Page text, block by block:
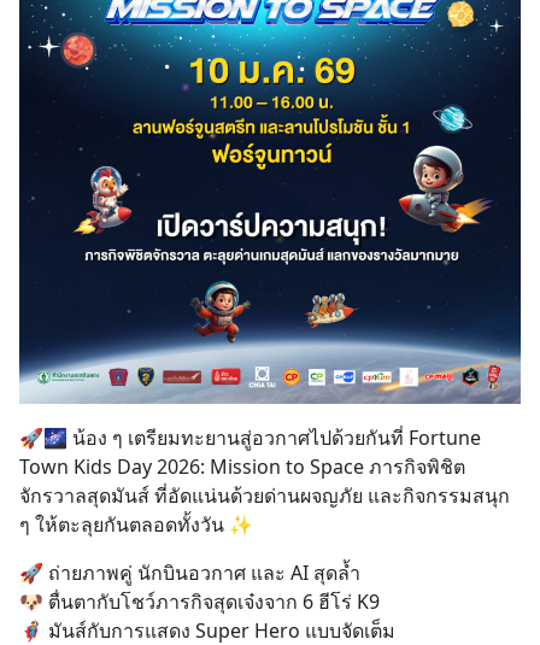
🚀🌌 น้อง ๆ เตรียมทะยานสู่อวกาศไปด้วยกันที่ Fortune
Town Kids Day 2026: Mission to Space ภารกิจพิชิต
จักรวาลสุดมันส์ ที่อัดแน่นด้วยด่านผจญภัย และกิจกรรมสนุก
ๆ ให้ตะลุยกันตลอดทั้งวัน ✨
🚀 ถ่ายภาพคู่ นักบินอวกาศ และ AI สุดล้ำ
🐶 ตื่นตากับโชว์ภารกิจสุดเจ๋งจาก 6 ฮีโร่ K9
🦸‍♂️ มันส์กับการแสดง Super Hero แบบจัดเต็ม